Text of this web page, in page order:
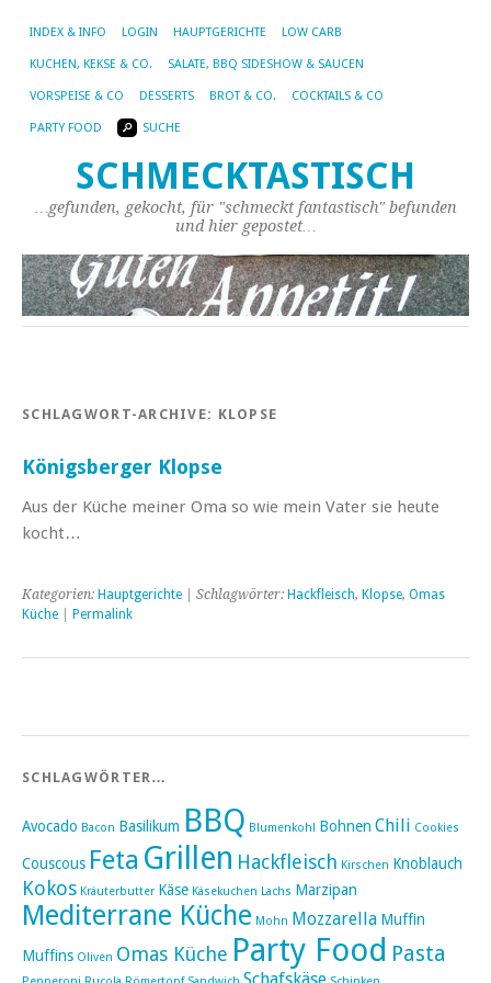
INDEX & INFO LOGIN HAUPTGERICHTE LOW CARB
KUCHEN, KEKSE & CO. SALATE, BBQ SIDESHOW & SAUCEN
VORSPEISE & CO DESSERTS BROT & CO. COCKTAILS & CO
PARTY FOOD SUCHE
SCHMECKTASTISCH
…gefunden, gekocht, für "schmeckt fantastisch" befunden
und hier gepostet…
SCHLAGWORT-ARCHIVE: KLOPSE
Königsberger Klopse
Aus der Küche meiner Oma so wie mein Vater sie heute
kocht…
Kategorien: Hauptgerichte | Schlagwörter: Hackfleisch, Klopse, Omas
Küche
Permalink
SCHLAGWÖRTER…
Avocado Bacon Basilikum BBQ Blumenkohl Bohnen Chili Cookies
Couscous Feta Grillen Hackfleisch Kirschen Knoblauch
Kokos Kräuterbutter Käse Käsekuchen Lachs Marzipan
Mediterrane Küche Mohn Mozzarella Muffin
Muffins Oliven Omas Küche Party Food Pasta
Schafskäse